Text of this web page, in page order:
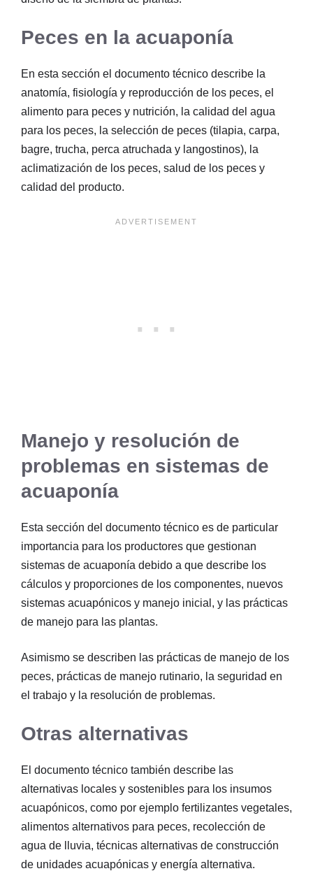
Peces en la acuaponía
En esta sección el documento técnico describe la
anatomía, fisiología y reproducción de los peces, el
alimento para peces y nutrición, la calidad del agua
para los peces, la selección de peces (tilapia, carpa,
bagre, trucha, perca atruchada y langostinos), la
aclimatización de los peces, salud de los peces y
calidad del producto.
Manejo y resolución de
problemas en sistemas de
acuaponía
Esta sección del documento técnico es de particular
importancia para los productores que gestionan
sistemas de acuaponía debido a que describe los
cálculos y proporciones de los componentes, nuevos
sistemas acuapónicos y manejo inicial, y las prácticas
de manejo para las plantas.
Asimismo se describen las prácticas de manejo de los
peces, prácticas de manejo rutinario, la seguridad en
el trabajo y la resolución de problemas.
Otras alternativas
El documento técnico también describe las
alternativas locales y sostenibles para los insumos
acuapónicos, como por ejemplo fertilizantes vegetales,
alimentos alternativos para peces, recolección de
agua de lluvia, técnicas alternativas de construcción
de unidades acuapónicas y energía alternativa.